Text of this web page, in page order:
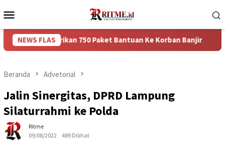
ke
Mobile
NEWS FLAS750 Paket Bantuan Ke Korban Banjir Puncak
Beranda Advetorial
Jalin Sinergitas, DPRD Lampung
Silaturrahmi ke Polda
Ritme
09/08/2022
489 Dilihat